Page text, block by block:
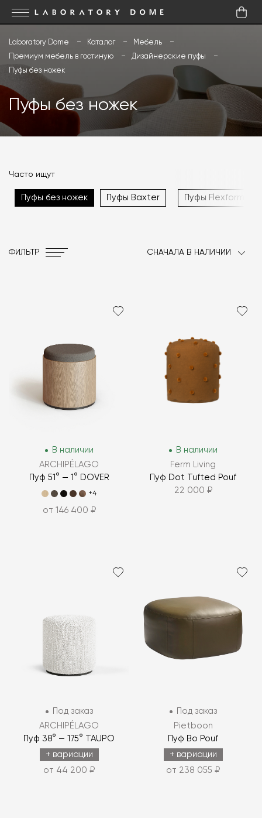
Laboratory Dome Каталог
Мебель
Премиум мебель в гостиную
Дизайнерские пуфы
Пуфы без ножек
Пуфы без ножек
Часто ищут
Пуфы Baxter Пуфы Flexform
Пуфы без ножек
ФИЛЬТР СНАЧАЛА В НАЛИЧИИ
В наличии
ARCHIPÉLAGO
Пуф 51° — 1° DOVER
+4
от 146 400 ₽
В наличии
Ferm Living
Пуф Dot Tufted Pouf
22 000 ₽
Под заказ
ARCHIPÉLAGO
Пуф 38° — 175° TAUPO
+ вариации
от 44 200 ₽
Под заказ
Pietboon
Пуф Bo Pouf
+ вариации
от 238 055 ₽